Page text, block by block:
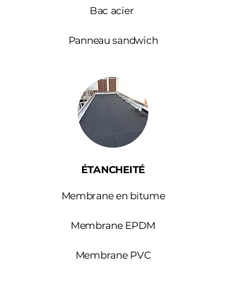
Bac acier
Panneau sandwich
ÉTANCHEITÉ
Membrane en bitume
Membrane EPDM
Membrane PVC